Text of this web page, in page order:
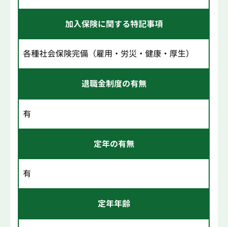
加入保険に関する特記事項
各種社会保険完備（雇用・労災・健康・厚生）
退職金制度の有無
有
定年の有無
有
定年年齢